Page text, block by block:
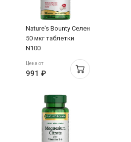
Nature's Bounty Селен
50 мкг таблетки
N100
Цена от
991 ₽